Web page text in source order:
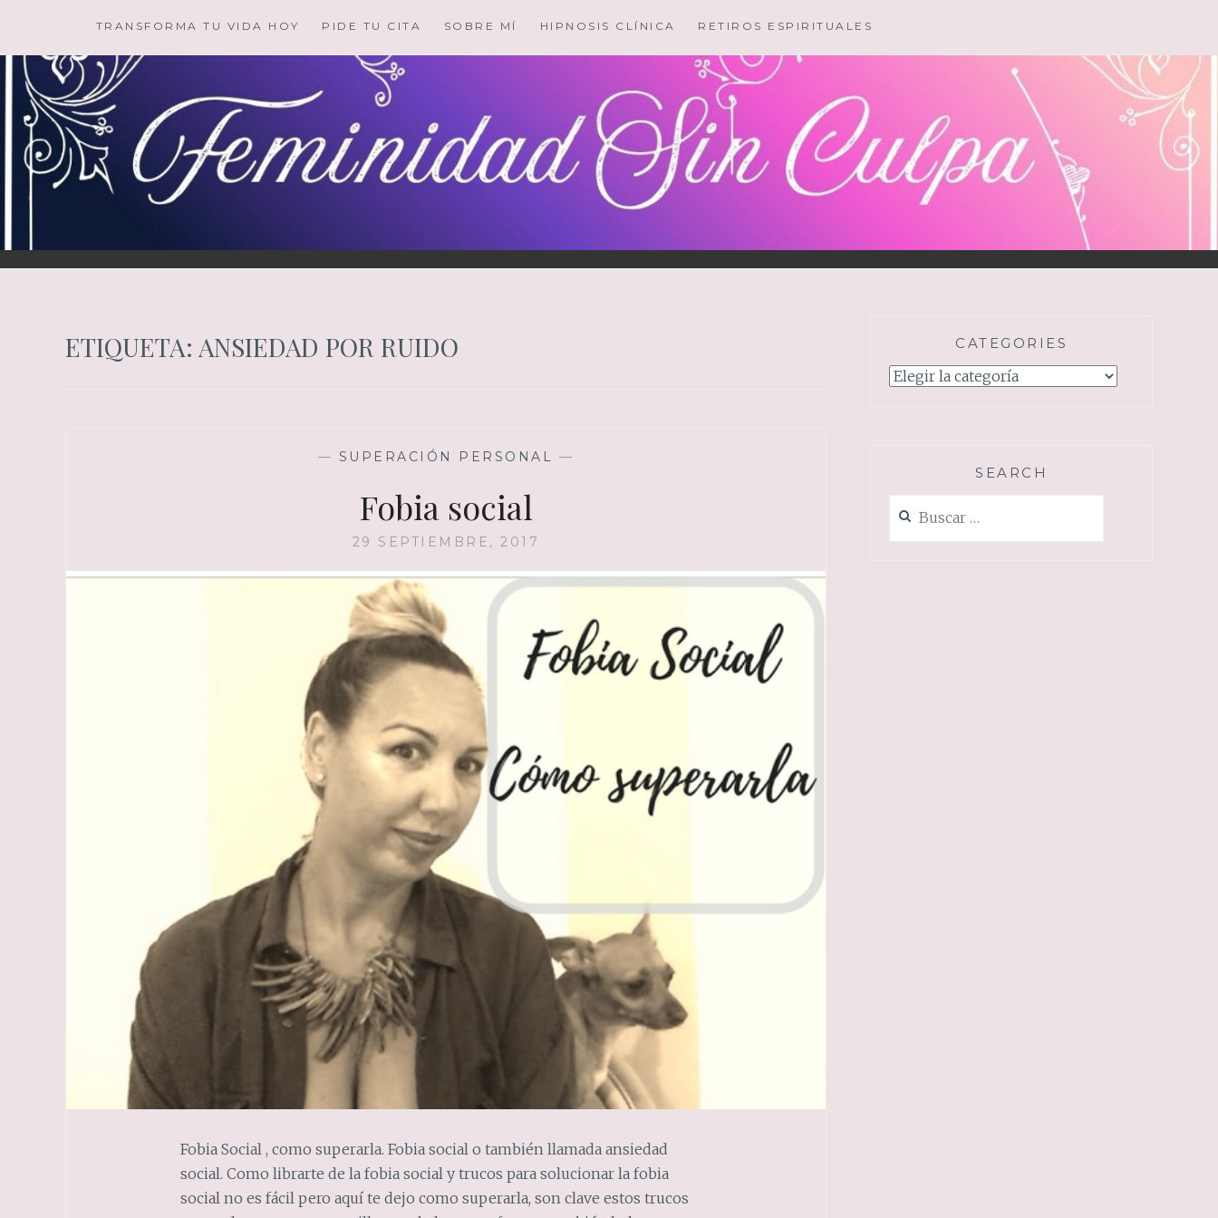
contenido
TRANSFORMA TU VIDA HOY PIDE TU CITA SOBRE MÍ HIPNOSIS CLÍNICA RETIROS ESPIRITUALES
ETIQUETA: ANSIEDAD POR RUIDO
— SUPERACIÓN PERSONAL —
Fobia social
29 SEPTIEMBRE, 2017
Fobia Social , como superarla. Fobia social o también llamada ansiedad
social. Como librarte de la fobia social y trucos para solucionar la fobia
social no es fácil pero aquí te dejo como superarla, son clave estos trucos
CATEGORIES
Categories
SEARCH